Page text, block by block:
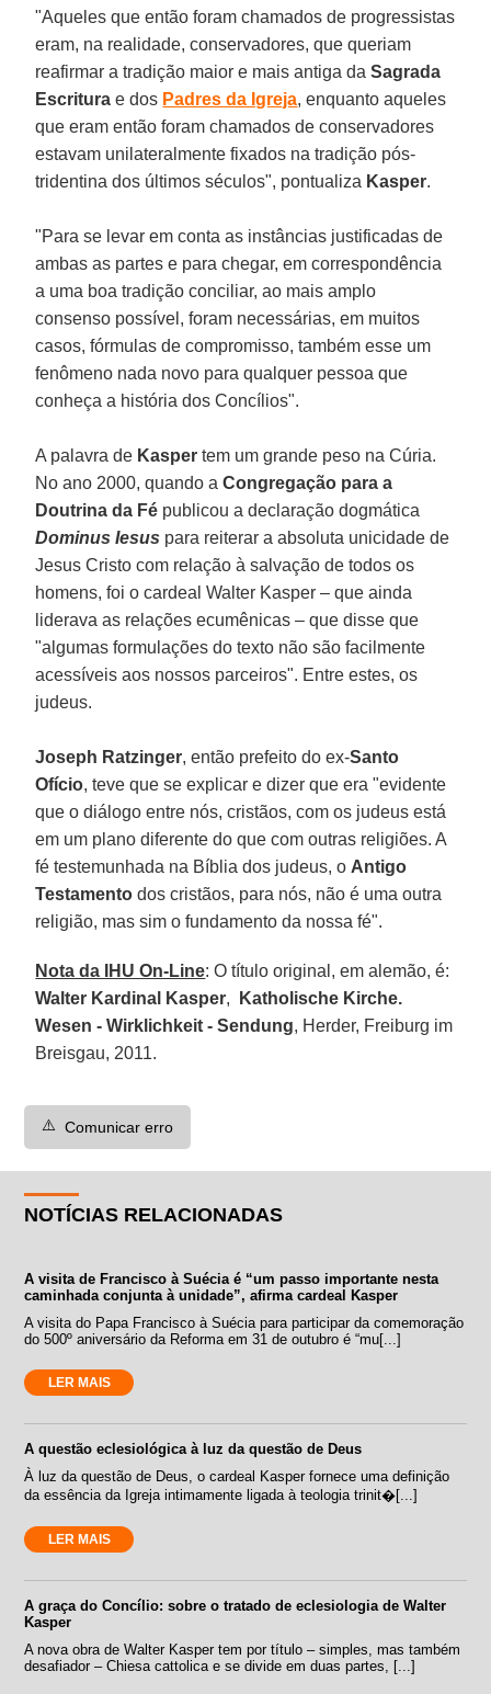
"Aqueles que então foram chamados de progressistas
eram, na realidade, conservadores, que queriam
reafirmar a tradição maior e mais antiga daSagrada
Escriturae dos Padres da Igreja, enquanto aqueles
que eram então foram chamados de conservadores
estavam unilateralmente fixados na tradição pós-
tridentina dos últimos séculos", pontualiza Kasper.
"Para se levar em conta as instâncias justificadas de
ambas as partes e para chegar, em correspondência
a uma boa tradição conciliar, ao mais amplo
consenso possível, foram necessárias, em muitos
casos, fórmulas de compromisso, também esse um
fenômeno nada novo para qualquer pessoa que
conheça a história dos Concílios".
A palavra de Kaspertem um grande peso na Cúria.
No ano 2000, quando aCongregação para a
Doutrina da Fé publicou a declaração dogmática
Dominus Iesus para reiterar a absoluta unicidade de
Jesus Cristo com relação à salvação de todos os
homens, foi o cardeal Walter Kasper – que ainda
liderava as relações ecumênicas – que disse que
"algumas formulações do texto não são facilmente
acessíveis aos nossos parceiros". Entre estes, os
judeus.
Joseph Ratzinger, então prefeito do ex-Santo
Ofício, teve que se explicar e dizer que era "evidente
que o diálogo entre nós, cristãos, com os judeus está
em um plano diferente do que com outras religiões. A
fé testemunhada na Bíblia dos judeus, o Antigo
Testamentodos cristãos, para nós, não é uma outra
religião, mas sim o fundamento da nossa fé".
Nota da IHU On-Line: O título original, em alemão, é:
Walter Kardinal Kasper,
Katholische Kirche.
Wesen - Wirklichkeit - Sendung, Herder, Freiburg im
Breisgau, 2011.
⚠️ Comunicar erro
NOTÍCIAS RELACIONADAS
A visita de Francisco à Suécia é “um passo importante nesta
caminhada conjunta à unidade”, afirma cardeal Kasper
A visita do Papa Francisco à Suécia para participar da comemoração
do 500º aniversário da Reforma em 31 de outubro é “mu[...]
LER MAIS
A questão eclesiológica à luz da questão de Deus
À luz da questão de Deus, o cardeal Kasper fornece uma definição
da essência da Igreja intimamente ligada à teologia trinit�[...]
LER MAIS
A graça do Concílio: sobre o tratado de eclesiologia de Walter
Kasper
A nova obra de Walter Kasper tem por título – simples, mas também
desafiador – Chiesa cattolica e se divide em duas partes, [...]